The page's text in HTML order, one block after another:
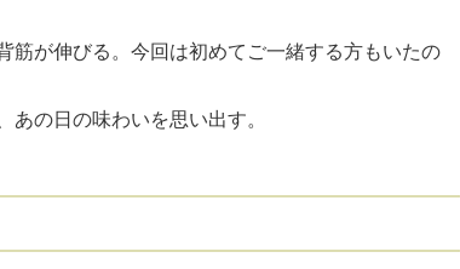
筋が伸びる。今回は初めてご一緒する方もいたの
あの日の味わいを思い出す。